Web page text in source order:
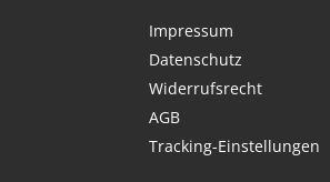
Impressum
Datenschutz
Widerrufsrecht
AGB
Tracking-Einstellungen